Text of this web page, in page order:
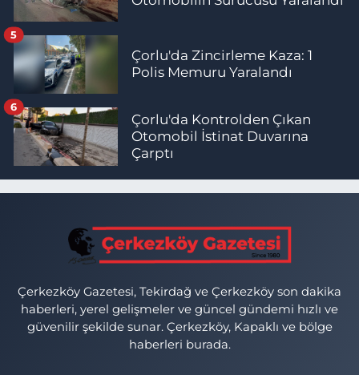
Çorlu'da Zincirleme Kaza: 1
Polis Memuru Yaralandı
5
Çorlu'da Kontrolden Çıkan
Otomobil İstinat Duvarına
Çarptı
6
Çerkezköy Gazetesi, Tekirdağ ve Çerkezköy son dakika
haberleri, yerel gelişmeler ve güncel gündemi hızlı ve
güvenilir şekilde sunar. Çerkezköy, Kapaklı ve bölge
haberleri burada.